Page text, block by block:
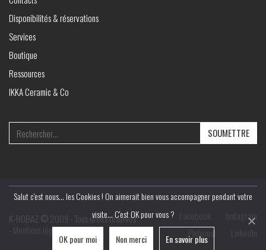
Disponibilités & réservations
Services
Boutique
Ressources
IKKA Ceramic & Co
Search
for:
Instagram
K‑ROBAZ © 2009 - Tous droits réservés
-
Mentions légales
Salut c'est nous... les Cookies ! On aimerait bien vous accompagner pendant votre
visite... C'est OK pour vous ?
OK pour moi
Non merci En savoir plus